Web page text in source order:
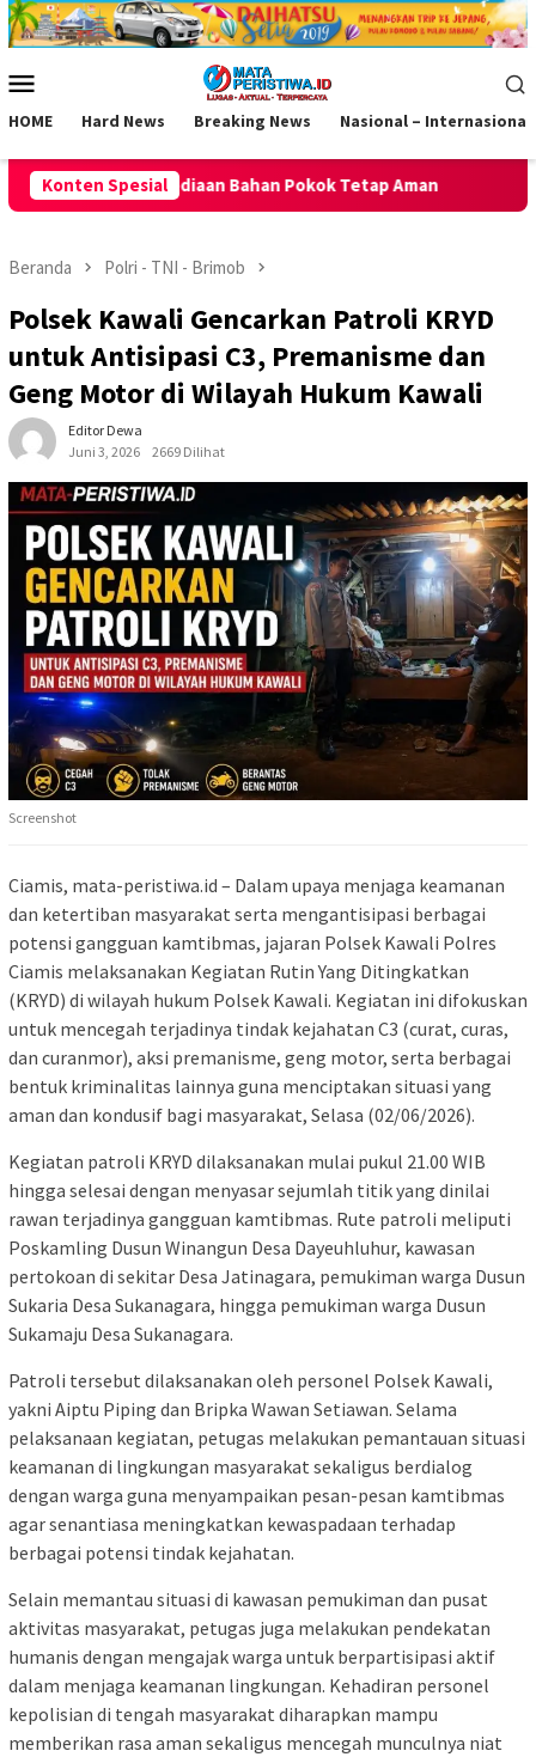
Loncat
ke
Mobile
HOME Hard News Breaking News Nasional – Internasional
Konten Spesial
Tetap Aman Polsek Kawali Pastikan Jalan Sehat
Beranda Polri - TNI - Brimob
Polsek Kawali Gencarkan Patroli KRYD
untuk Antisipasi C3, Premanisme dan
Geng Motor di Wilayah Hukum Kawali
Editor Dewa
Juni 3, 2026
2669 Dilihat
Screenshot
Ciamis, mata-peristiwa.id – Dalam upaya menjaga keamanan
dan ketertiban masyarakat serta mengantisipasi berbagai
potensi gangguan kamtibmas, jajaran Polsek Kawali Polres
Ciamis melaksanakan Kegiatan Rutin Yang Ditingkatkan
(KRYD) di wilayah hukum Polsek Kawali. Kegiatan ini difokuskan
untuk mencegah terjadinya tindak kejahatan C3 (curat, curas,
dan curanmor), aksi premanisme, geng motor, serta berbagai
bentuk kriminalitas lainnya guna menciptakan situasi yang
aman dan kondusif bagi masyarakat, Selasa (02/06/2026).
Kegiatan patroli KRYD dilaksanakan mulai pukul 21.00 WIB
hingga selesai dengan menyasar sejumlah titik yang dinilai
rawan terjadinya gangguan kamtibmas. Rute patroli meliputi
Poskamling Dusun Winangun Desa Dayeuhluhur, kawasan
pertokoan di sekitar Desa Jatinagara, pemukiman warga Dusun
Sukaria Desa Sukanagara, hingga pemukiman warga Dusun
Sukamaju Desa Sukanagara.
Patroli tersebut dilaksanakan oleh personel Polsek Kawali,
yakni Aiptu Piping dan Bripka Wawan Setiawan. Selama
pelaksanaan kegiatan, petugas melakukan pemantauan situasi
keamanan di lingkungan masyarakat sekaligus berdialog
dengan warga guna menyampaikan pesan-pesan kamtibmas
agar senantiasa meningkatkan kewaspadaan terhadap
berbagai potensi tindak kejahatan.
Selain memantau situasi di kawasan pemukiman dan pusat
aktivitas masyarakat, petugas juga melakukan pendekatan
humanis dengan mengajak warga untuk berpartisipasi aktif
dalam menjaga keamanan lingkungan. Kehadiran personel
kepolisian di tengah masyarakat diharapkan mampu
memberikan rasa aman sekaligus mencegah munculnya niat